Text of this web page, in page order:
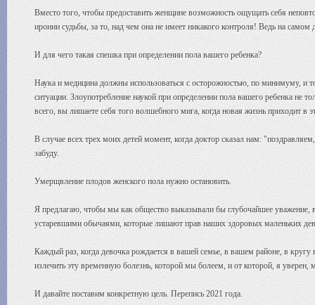
Вместо того, чтобы предоставить женщине возможность ощущать себя
иронии судьбы, за то, над чем она не имеет никакого контроля! Ведь на
И для чего такая спешка при определении пола вашего ребенка?
Наука и медицина должны использоваться с осторожностью, по минимуму, и
ситуации. Злоупотребление наукой при определении пола вашего ребенка не
всего, вы лишаете себя того волшебного мига, когда новая жизнь приходит
В случае всех трех моих детей момент, когда доктор сказал нам:
забуду.
Умерщвление плодов женского пола нужно остановить.
Я предлагаю, чтобы мы как общество выказывали бы глубочайшее
устаревшими обычаями, которые лишают прав наших здоровых маленьких
Каждый раз, когда девочка рождается в вашей семье, в вашем районе, в
излечить эту временную болезнь, которой мы болеем, и от которой, я уверен,
И давайте поставим конкретную цель. Перепись 2021 года.